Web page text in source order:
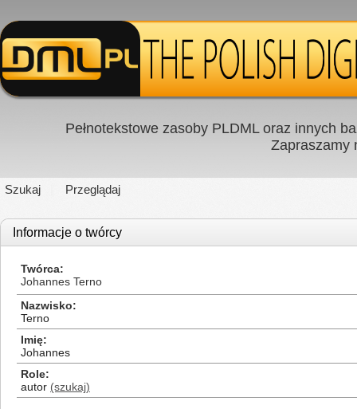
Pełnotekstowe zasoby PLDML oraz innych
Zapraszamy
Szukaj Przeglądaj
Informacje o twórcy
Twórca
Johannes Terno
Nazwisko
Terno
Imię
Johannes
Role
autor (szukaj)